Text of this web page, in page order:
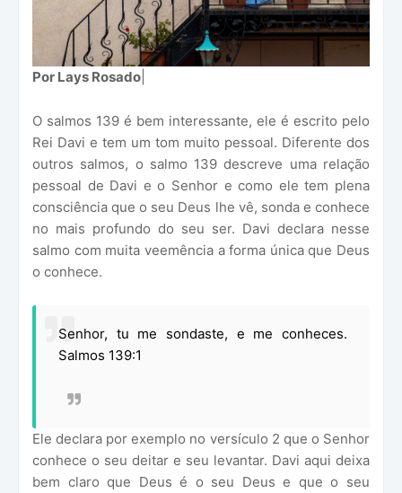
Por Lays Rosado
O salmos 139 é bem interessante, ele é escrito pelo
Rei Davi e tem um tom muito pessoal. Diferente dos
outros salmos, o salmo 139 descreve uma relação
pessoal de Davi e o Senhor e como ele tem plena
consciência que o seu Deus lhe vê, sonda e conhece
no mais profundo do seu ser. Davi declara nesse
salmo com muita veemência a forma única que Deus
o conhece.
Senhor, tu me sondaste, e me conheces.
Salmos 139:1
Ele declara por exemplo no versículo 2 que o Senhor
conhece o seu deitar e seu levantar. Davi aqui deixa
bem claro que Deus é o seu Deus e que o seu